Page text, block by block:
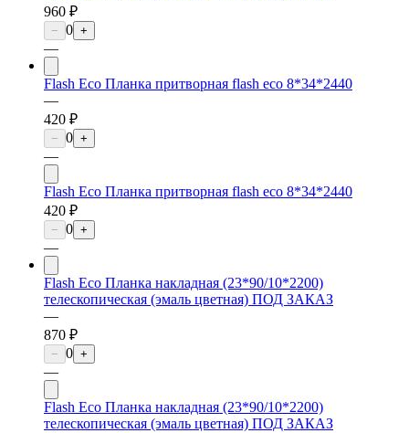
960 ₽
− 0 +
—
Flash Eco Планка притворная flash eco 8*34*2440
—
420 ₽
− 0 +
—
Flash Eco Планка притворная flash eco 8*34*2440
420 ₽
− 0 +
—
Flash Eco Планка накладная (23*90/10*2200)
телескопическая (эмаль цветная) ПОД ЗАКАЗ
—
870 ₽
− 0 +
—
Flash Eco Планка накладная (23*90/10*2200)
телескопическая (эмаль цветная) ПОД ЗАКАЗ